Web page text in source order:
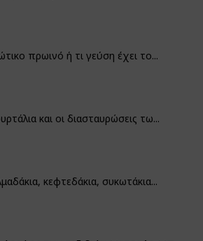
πρωινό ή τι γεύση έχει το...
και οι διασταυρώσεις τω...
κεφτεδάκια, συκωτάκια...